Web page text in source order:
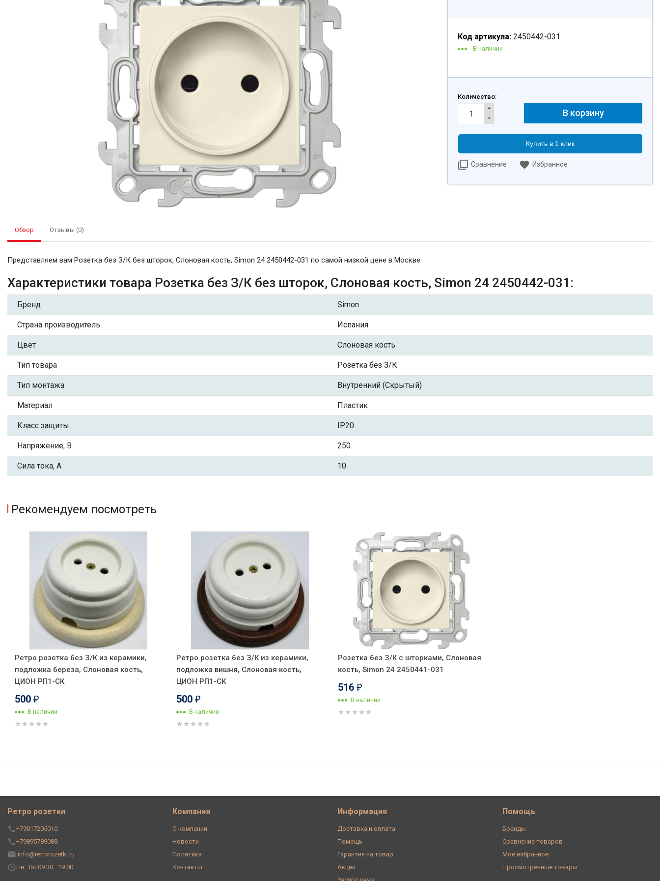
Код артикула: 2450442-031
В наличии
Количество:
Купить в 1 клик
Сравнение Избранное
Обзор Отзывы (0)
Представляем вам Розетка без З/К без шторок, Слоновая кость, Simon 24 2450442-031 по самой низкой цене в Москве.
Характеристики товара Розетка без З/К без шторок, Слоновая кость, Simon 24 2450442-031:
Бренд Simon
Страна производитель Испания
Цвет Слоновая кость
Тип товара Розетка без З/К
Тип монтажа Внутренний (Скрытый)
Материал Пластик
Класс защиты IP20
Напряжение, В 250
Сила тока, А 10
Рекомендуем посмотреть
Ретро розетка без З/К из керамики,
подложка береза, Слоновая кость,
ЦИОН РП1-СК
500 ₽
В наличии
Ретро розетка без З/К из керамики,
подложка вишня, Слоновая кость,
ЦИОН РП1-СК
500 ₽
В наличии
Розетка без З/К с шторками, Слоновая
кость, Simon 24 2450441-031
516 ₽
В наличии
Ретро розетки
+79017205010
+79895789088
info@retrorozetki.ru
Пн—Вс 09:30—19:00
Компания
О компании
Новости
Политика
Контакты
Информация
Доставка и оплата
Помощь
Гарантия на товар
Акции
Помощь
Бренды
Сравнение товаров
Мое избранное
Просмотренные товары